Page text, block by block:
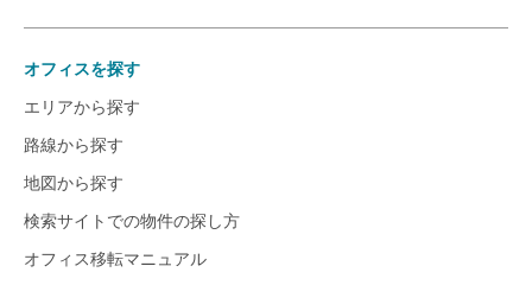
オフィスを探す
エリアから探す
路線から探す
地図から探す
検索サイトでの物件の探し方
オフィス移転マニュアル